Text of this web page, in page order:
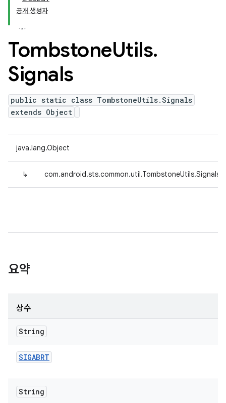
공개 생성자
TombstoneUtils.
Signals
public static class TombstoneUtils.Signals
extends Object
java.lang.Object
↳ com.android.sts.common.util.TombstoneUtils.Signals
요약
상수
String
SIGABRT
String